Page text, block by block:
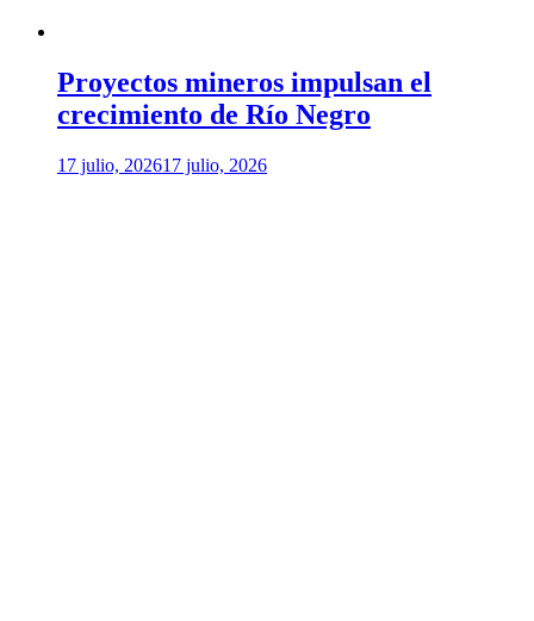
Proyectos mineros impulsan el
crecimiento de Río Negro
17 julio, 202617 julio, 2026